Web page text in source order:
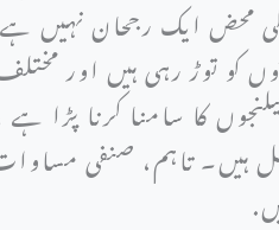
ایک رجحان نہیں ہے۔
کو توڑ رہی ہیں اور
کا سامنا کرنا
ہیں۔ تاہم، صنفی